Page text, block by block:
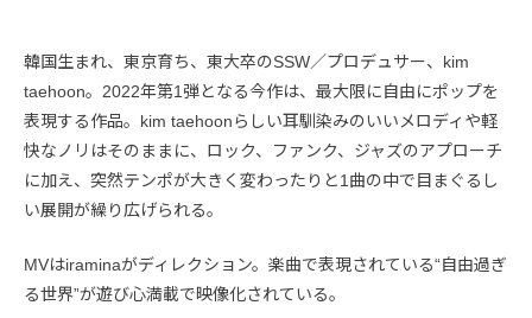
韓国生まれ、東京育ち、東大卒のSSW／プロデュサー、kim
taehoon。2022年第1弾となる今作は、最大限に自由にポップを
表現する作品。kim taehoonらしい耳馴染みのいいメロディや軽
快なノリはそのままに、ロック、ファンク、ジャズのアプローチ
に加え、突然テンポが大きく変わったりと1曲の中で目まぐるし
い展開が繰り広げられる。
MVはiraminaがディレクション。楽曲で表現されている“自由過ぎ
る世界”が遊び心満載で映像化されている。